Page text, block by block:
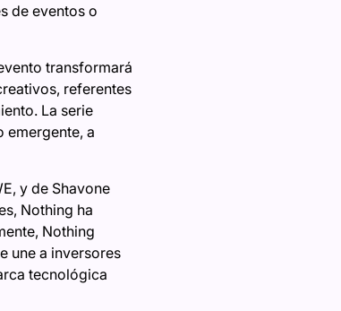
de eventos o
transformará
referentes
La serie
emergente, a
y de Shavone
Nothing ha
Nothing
une a inversores
tecnológica